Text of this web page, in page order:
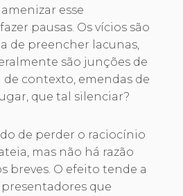
esse
pausas. Os vícios são
de preencher lacunas,
são junções de
de contexto, emendas de
que tal silenciar?
de perder o raciocínio
mas não há razão
breves. O efeito tende a
que